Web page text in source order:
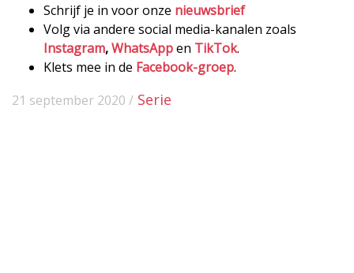
Schrijf je in voor onze nieuwsbrief
Volg via andere social media-kanalen zoals
Instagram,WhatsAppen TikTok.
Klets mee in de Facebook-groep.
21 september 2020 / Serie